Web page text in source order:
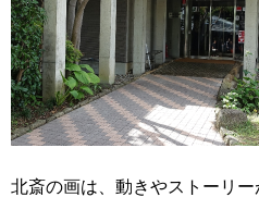
北斎の画は、動きやストーリー